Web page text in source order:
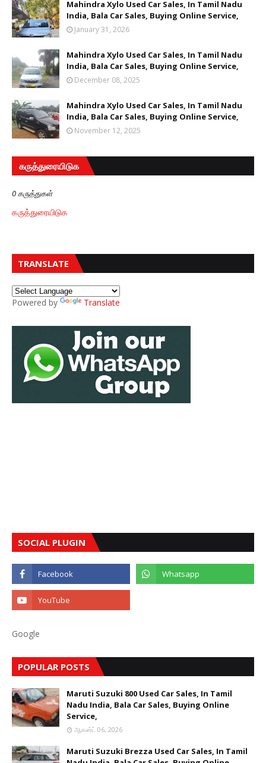
Mahindra Xylo Used Car Sales, In Tamil Nadu
India, Bala Car Sales, Buying Online Service,
January 31, 2026
Mahindra Xylo Used Car Sales, In Tamil Nadu
India, Bala Car Sales, Buying Online Service,
December 08, 2025
Mahindra Xylo Used Car Sales, In Tamil Nadu
India, Bala Car Sales, Buying Online Service,
November 12, 2025
கருத்துரையிடுக
0 கருத்துகள்
கருத்துரையிடுக
TRANSLATE
Powered by Translate
SOCIAL PLUGIN
Google
POPULAR POSTS
Maruti Suzuki 800 Used Car Sales, In Tamil
Nadu India, Bala Car Sales, Buying Online
Service,
ஆகஸ்ட் 06, 2026
Maruti Suzuki Brezza Used Car Sales, In Tamil